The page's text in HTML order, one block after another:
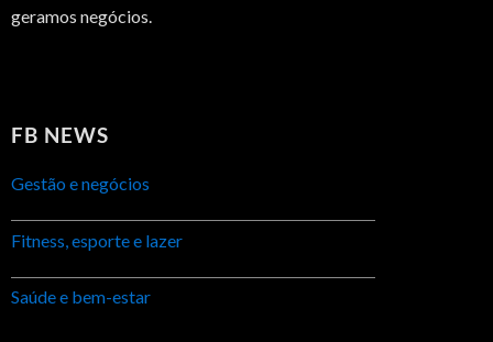
geramos negócios.
FB NEWS
Gestão e negócios
Fitness, esporte e lazer
Saúde e bem-estar